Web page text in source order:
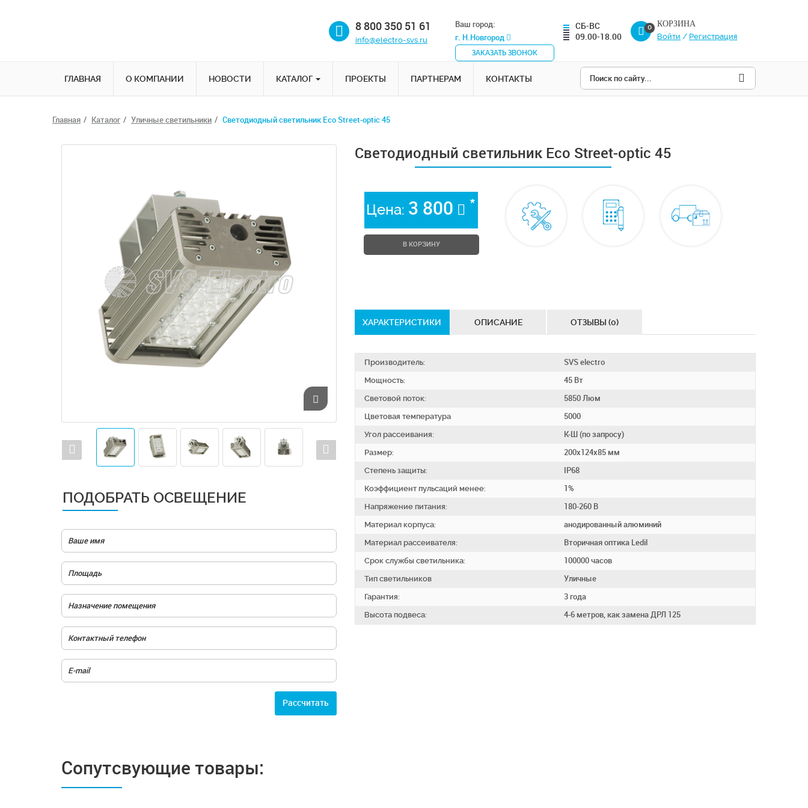
8 800 350 51 61
info@electro-svs.ru
Ваш город:
г. Н.Новгород
ЗАКАЗАТЬ ЗВОНОК
СБ-ВС
09.00-18.00
0
КОРЗИНА
Войти / Регистрация
ГЛАВНАЯ О КОМПАНИИ НОВОСТИ КАТАЛОГ ПРОЕКТЫ ПАРТНЕРАМ КОНТАКТЫ
Главная Каталог Уличные светильники Светодиодный светильник Eco Street-optic 45
ПОДОБРАТЬ ОСВЕЩЕНИЕ
Расcчитать
Светодиодный светильник Eco Street-optic 45
Цена: 3 800 *
В КОРЗИНУ
ХАРАКТЕРИСТИКИ ОПИСАНИЕ ОТЗЫВЫ (0)
Производитель:
SVS electro
Мощность:
45 Вт
Световой поток:
5850 Люм
Цветовая температура
5000
Угол рассеивания:
К-Ш (по запросу)
Размер:
200х124х85 мм
Степень защиты:
IP68
Коэффициент пульсаций менее:
1%
Напряжение питания:
180-260 В
Материал корпуса:
анодированный алюминий
Материал рассеивателя:
Вторичная оптика Ledil
Срок службы светильника:
100000 часов
Тип светильников
Уличные
Гарантия:
3 года
Высота подвеса:
4-6 метров, как замена ДРЛ 125
Сопутсвующие товары: